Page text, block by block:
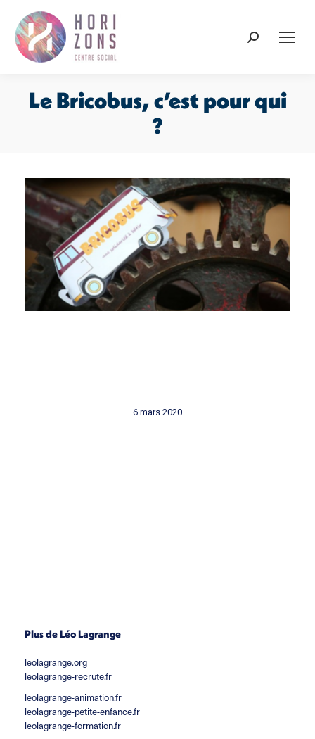
Recherche
Le Bricobus, c’est pour qui
?
6 mars 2020
Plus de Léo Lagrange
leolagrange.org
leolagrange-recrute.fr
leolagrange-animation.fr
leolagrange-petite-enfance.fr
leolagrange-formation.fr